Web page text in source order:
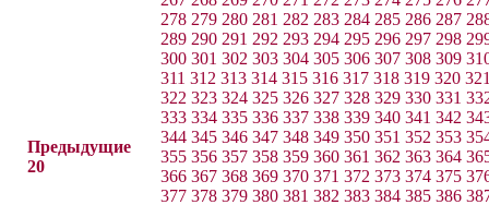
Предыдущие
20
278 279 280 281 282 283 284 285 286 287
289 290 291 292 293 294 295 296 297 298
300 301 302 303 304 305 306 307 308 309
311 312 313 314 315 316 317 318 319 320
322 323 324 325 326 327 328 329 330 331
333 334 335 336 337 338 339 340 341 342
344 345 346 347 348 349 350 351 352 353
355 356 357 358 359 360 361 362 363 364
366 367 368 369 370 371 372 373 374 375
377 378 379 380 381 382 383 384 385 386